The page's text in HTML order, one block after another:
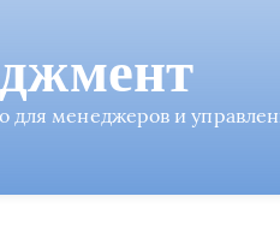
для менеджеров и